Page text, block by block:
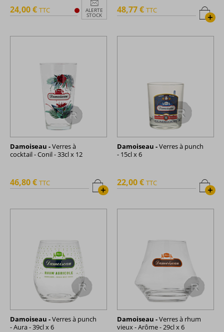
ALERTE
STOCK
24,00 € TTC
+
48,77 € TTC
Damoiseau -Verres à
cocktail - Conil - 33cl x 12
+
46,80 € TTC
Damoiseau -Verres à punch
- 15cl x 6
+
22,00 € TTC
Damoiseau -Verres à punch
- Aura - 39cl x 6
Damoiseau -Verres à rhum
vieux - Arôme - 29cl x 6